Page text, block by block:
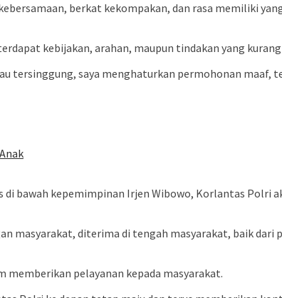
berkat kekompakan, dan rasa memiliki
kebijakan, arahan, maupun tindakan yang
saya menghaturkan permohonan maaf,
bawah kepemimpinan Irjen Wibowo, Korlantas Polri
masyarakat, diterima di tengah masyarakat, baik dari
pelayanan kepada masyarakat.